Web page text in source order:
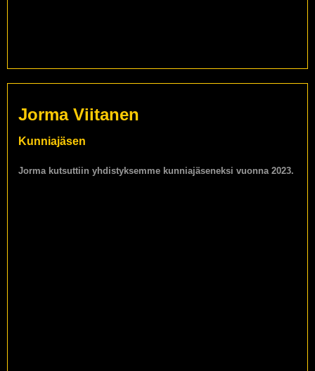
Jorma Viitanen
Kunniajäsen
Jorma kutsuttiin yhdistyksemme kunniajäseneksi vuonna 2023.